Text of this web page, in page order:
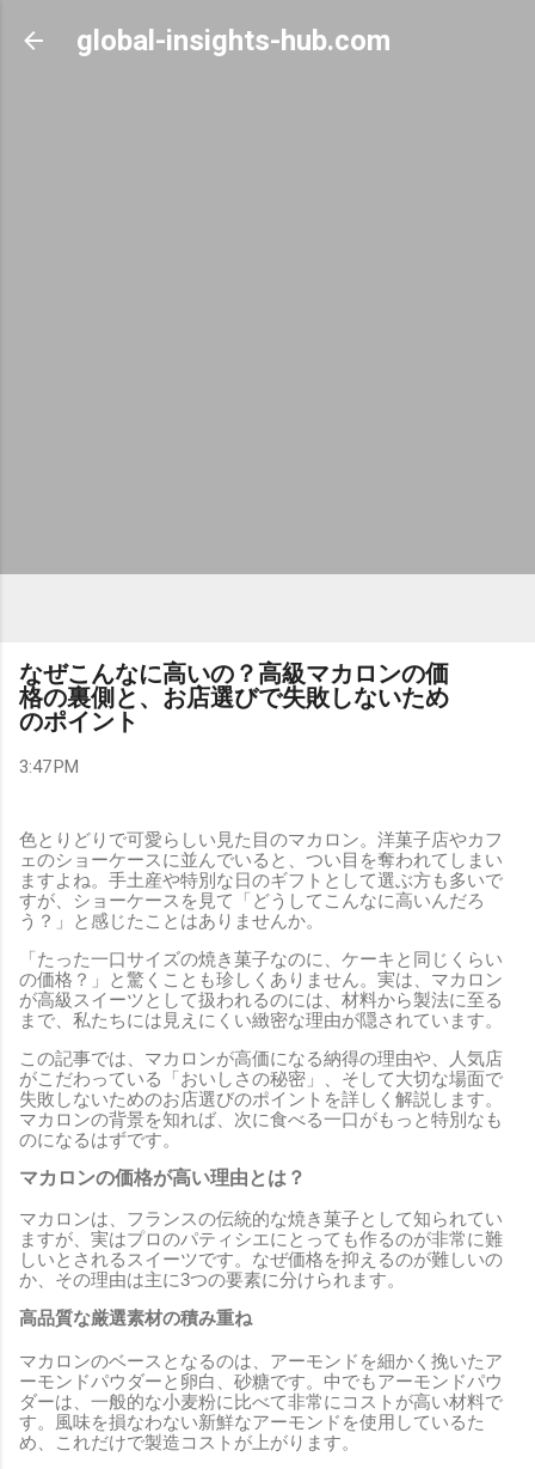
Skip to main content
global-insights-hub.com
なぜこんなに高いの？高級マカロンの価
格の裏側と、お店選びで失敗しないため
のポイント
3:47 PM
色とりどりで可愛らしい見た目のマカロン。洋菓子店やカフ
ェのショーケースに並んでいると、つい目を奪われてしまい
ますよね。手土産や特別な日のギフトとして選ぶ方も多いで
すが、ショーケースを見て「どうしてこんなに高いんだろ
う？」と感じたことはありませんか。
「たった一口サイズの焼き菓子なのに、ケーキと同じくらい
の価格？」と驚くことも珍しくありません。実は、マカロン
が高級スイーツとして扱われるのには、材料から製法に至る
まで、私たちには見えにくい緻密な理由が隠されています。
この記事では、マカロンが高価になる納得の理由や、人気店
がこだわっている「おいしさの秘密」、そして大切な場面で
失敗しないためのお店選びのポイントを詳しく解説します。
マカロンの背景を知れば、次に食べる一口がもっと特別なも
のになるはずです。
マカロンの価格が高い理由とは？
マカロンは、フランスの伝統的な焼き菓子として知られてい
ますが、実はプロのパティシエにとっても作るのが非常に難
しいとされるスイーツです。なぜ価格を抑えるのが難しいの
か、その理由は主に3つの要素に分けられます。
高品質な厳選素材の積み重ね
マカロンのベースとなるのは、アーモンドを細かく挽いたア
ーモンドパウダーと卵白、砂糖です。中でもアーモンドパウ
ダーは、一般的な小麦粉に比べて非常にコストが高い材料で
す。風味を損なわない新鮮なアーモンドを使用しているた
め、これだけで製造コストが上がります。